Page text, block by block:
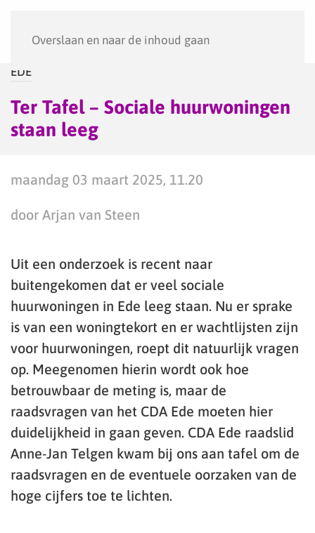
Overslaan en naar de inhoud gaan
EDE
Ter Tafel – Sociale huurwoningen
staan leeg
maandag 03 maart 2025, 11.20
door Arjan van Steen
Uit een onderzoek is recent naar
buitengekomen dat er veel sociale
huurwoningen in Ede leeg staan. Nu er sprake
is van een woningtekort en er wachtlijsten zijn
voor huurwoningen, roept dit natuurlijk vragen
op. Meegenomen hierin wordt ook hoe
betrouwbaar de meting is, maar de
raadsvragen van het CDA Ede moeten hier
duidelijkheid in gaan geven. CDA Ede raadslid
Anne-Jan Telgen kwam bij ons aan tafel om de
raadsvragen en de eventuele oorzaken van de
hoge cijfers toe te lichten.